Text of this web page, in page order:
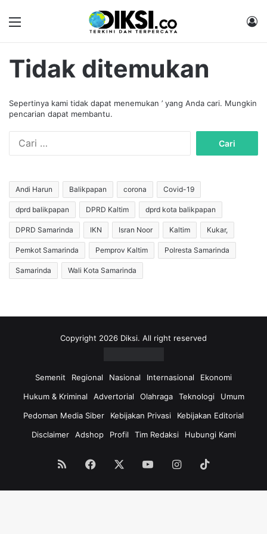
Tidak ditemukan
Sepertinya kami tidak dapat menemukan ’ yang Anda cari. Mungkin
pencarian dapat membantu.
u
n
t
u
k
:
Andi Harun Balikpapan corona Covid-19
dprd balikpapan DPRD Kaltim dprd kota balikpapan
DPRD Samarinda IKN Isran Noor Kaltim Kukar,
Pemkot Samarinda Pemprov Kaltim Polresta Samarinda
Samarinda Wali Kota Samarinda
Copyright 2026 Diksi. All right reserved
Semenit Regional Nasional Internasional
Ekonomi
Hukum & Kriminal
Advertorial Olahraga Teknologi
Umum
Pedoman Media Siber
Kebijakan Privasi
Kebijakan Editorial
Disclaimer
Adshop Profil Tim Redaksi Hubungi Kami
RSS Facebook YouTubeInstagram